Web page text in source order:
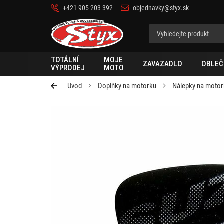
+421 905 203 392 objednavky@styx.sk
Styx-
cz
TOTÁLNÍ
VÝPRODEJ
MOJE
MOTO
ZAVAZADLO
Úvod Doplňky na motorku Nálepky na